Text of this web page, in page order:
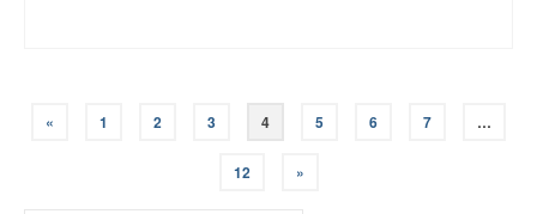
« 1 2 3 4 5 6 7 …
12 »